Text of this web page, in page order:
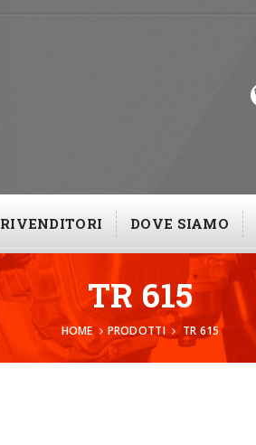
RIVENDITORI DOVE SIAMO
TR 615
HOME PRODOTTI TR 615